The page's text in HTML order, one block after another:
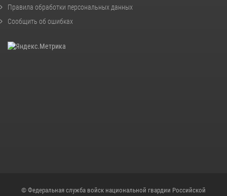
Правила обработки персональных данных
Сообщить об ошибках
© Федеральная служба войск национальной гвардии Российской